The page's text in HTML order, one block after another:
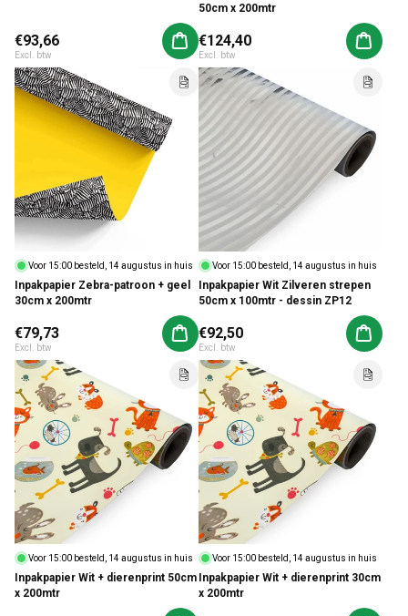
Normale prijs
€93,66
Excl. btw
Aan winkelwagen toevoegen
50cm x 200mtr
Normale prijs
€124,40
Excl. btw
Aan
Voor 15:00 besteld, 14 augustus in huis
Inpakpapier Zebra-patroon + geel
30cm x 200mtr
Normale prijs
€79,73
Excl. btw
Aan winkelwagen toevoegen
Voor 15:00 besteld, 14 augustus in huis
Inpakpapier Wit Zilveren strepen
50cm x 100mtr - dessin ZP12
Normale prijs
€92,50
Excl. btw
Aan
Voor 15:00 besteld, 14 augustus in huis
Inpakpapier Wit + dierenprint 50cm
x 200mtr
Voor 15:00 besteld, 14 augustus in huis
Inpakpapier Wit + dierenprint 30cm
x 200mtr